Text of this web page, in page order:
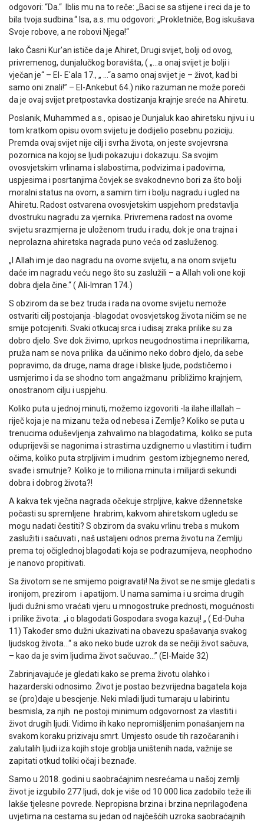
odgovori: “Da.“ Iblis mu na to reče: „Baci se sa stijene i reci da je to
bila tvoja sudbina.“ Isa, a.s. mu odgovori: „Prokletniče, Bog iskušava
Svoje robove, a ne robovi Njega!“
Iako Časni Kur'an ističe da je Ahiret, Drugi svijet, bolji od ovog,
privremenog, dunjalučkog boravišta, ( „…a onaj svijet je bolji i
vječan je“ – El- E'ala 17., „ …“a samo onaj svijet je – život, kad bi
samo oni znali!” – El-Ankebut 64.) niko razuman ne može poreći
da je ovaj svijet pretpostavka dostizanja krajnje sreće na Ahiretu.
Poslanik, Muhammed a.s., opisao je Dunjaluk kao ahiretsku njivu i u
tom kratkom opisu ovom svijetu je dodijelio posebnu poziciju.
Premda ovaj svijet nije cilj i svrha života, on jeste svojevrsna
pozornica na kojoj se ljudi pokazuju i dokazuju. Sa svojim
ovosvjetskim vrlinama i slabostima, podvizima i padovima,
uspjesima i posrtanjima čovjek se svakodnevno bori za što bolji
moralni status na ovom, a samim tim i bolju nagradu i ugled na
Ahiretu. Radost ostvarena ovosvjetskim uspjehom predstavlja
dvostruku nagradu za vjernika. Privremena radost na ovome
svijetu srazmjerna je uloženom trudu i radu, dok je ona trajna i
neprolazna ahiretska nagrada puno veća od zasluženog.
„I Allah im je dao nagradu na ovome svijetu, a na onom svijetu
daće im nagradu veću nego što su zaslužili – a Allah voli one koji
dobra djela čine.“ ( Ali-Imran 174.)
S obzirom da se bez truda i rada na ovome svijetu nemože
ostvariti cilj postojanja -blagodat ovosvjetskog života ničim se ne
smije potcijeniti. Svaki otkucaj srca i udisaj zraka prilike su za
dobro djelo. Sve dok živimo, uprkos neugodnostima i neprilikama,
pruža nam se nova prilika da učinimo neko dobro djelo, da sebe
popravimo, da druge, nama drage i bliske ljude, podstičemo i
usmjerimo i da se shodno tom angažmanu približimo krajnjem,
onostranom cilju i uspjehu.
Koliko puta u jednoj minuti, možemo izgovoriti -la ilahe illallah –
riječ koja je na mizanu teža od nebesa i Zemlje? Koliko se puta u
trenucima oduševljenja zahvalimo na blagodatima, koliko se puta
oduprijevši se nagonima i strastima uzdignemo u vlastitim i tuđim
očima, koliko puta strpljivim i mudrim gestom izbjegnemo nered,
svađe i smutnje? Koliko je to miliona minuta i milijardi sekundi
dobra i dobrog života?!
A kakva tek vječna nagrada očekuje strpljive, kakve džennetske
počasti su spremljene hrabrim, kakvom ahiretskom ugledu se
mogu nadati čestiti? S obzirom da svaku vrlinu treba s mukom
zaslužiti i sačuvati , naš ustaljeni odnos prema životu na Zemlji,i
prema toj očiglednoj blagodati koja se podrazumijeva, neophodno
je nanovo propitivati.
Sa životom se ne smijemo poigravati! Na život se ne smije gledati s
ironijom, prezirom i apatijom. U nama samima i u srcima drugih
ljudi dužni smo vraćati vjeru u mnogostruke prednosti, mogućnosti
i prilike života: „i o blagodati Gospodara svoga kazuj! „ ( Ed-Duha
11) Također smo dužni ukazivati na obavezu spašavanja svakog
ljudskog života…“ a ako neko bude uzrok da se nečiji život sačuva,
– kao da je svim ljudima život sačuvao…” (El-Maide 32)
Zabrinjavajuće je gledati kako se prema životu olahko i
hazarderski odnosimo. Život je postao bezvrijedna bagatela koja
se (pro)daje u bescjenje. Neki mladi ljudi tumaraju u labirintu
besmisla, za njih ne postoji minimum odgovornost za vlastiti i
život drugih ljudi. Vidimo ih kako nepromišljenim ponašanjem na
svakom koraku prizivaju smrt. Umjesto osude tih razočaranih i
zalutalih ljudi iza kojih stoje groblja uništenih nada, važnije se
zapitati otkud toliki očaj i beznađe.
Samo u 2018. godini u saobraćajnim nesrećama u našoj zemlji
život je izgubilo 277 ljudi, dok je više od 10 000 lica zadobilo teže ili
lakše tjelesne povrede. Nepropisna brzina i brzina neprilagođena
uvjetima na cestama su jedan od najčešćih uzroka saobraćajnih